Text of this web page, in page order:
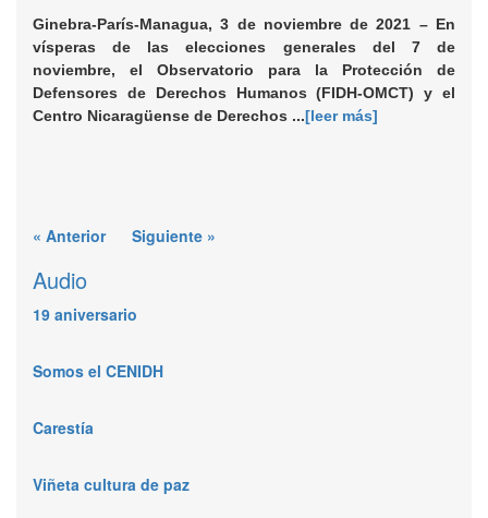
Ginebra-París-Managua, 3 de noviembrede 2021 – En
vísperas de las elecciones generales del 7 de
noviembre, el Observatorio para la Protección de
Defensores de Derechos Humanos (FIDH-OMCT) y el
Centro Nicaragüense de Derechos ...[leer más]
« Anterior Siguiente »
Audio
19 aniversario
Somos el CENIDH
Carestía
Viñeta cultura de paz